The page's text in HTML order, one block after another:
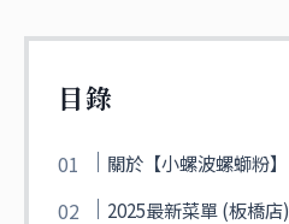
目錄
關於【小螺波螺螄粉】
2025最新菜單 (板橋店)